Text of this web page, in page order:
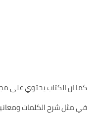
كما ان الكتاب يحتوي على
في مثل شرح الكلمات